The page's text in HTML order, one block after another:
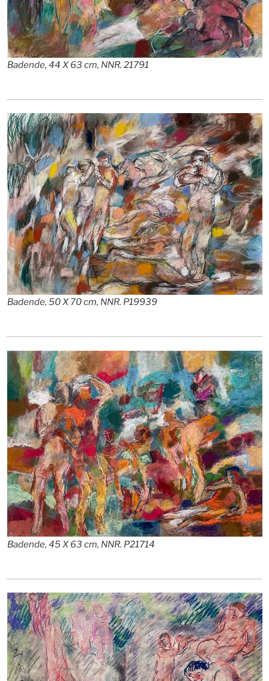
Badende, 44 X 63 cm, NNR. 21791
Badende, 50 X 70 cm, NNR. P19939
Badende, 45 X 63 cm, NNR. P21714